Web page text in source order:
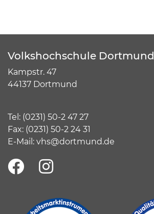
Volkshochschule Dortmund
Kampstr. 47
44137 Dortmund
Tel: (0231) 50-2 47 27
Fax: (0231) 50-2 24 31
E-Mail: vhs@dortmund.de